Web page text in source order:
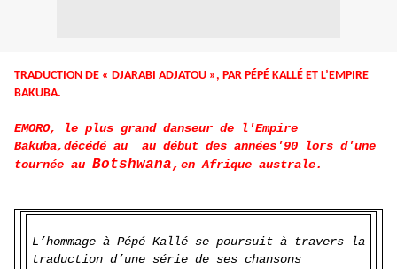
TRADUCTION DE « DJARABI ADJATOU », PAR PÉPÉ KALLÉ ET L’EMPIRE
BAKUBA.
EMORO, le plus grand danseur de l'Empire
Bakuba,décédé au au début des années'90 lors d'une
tournée au Botshwana, en Afrique australe.
L’hommage à Pépé Kallé se poursuit à travers la
traduction d’une série de ses chansons